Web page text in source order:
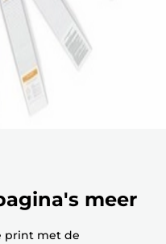
meer
print met de